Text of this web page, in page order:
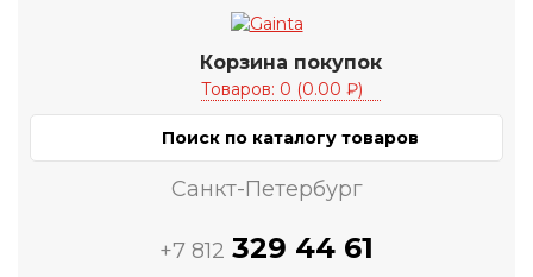
Корзина покупок
Товаров: 0 (0.00 ₽)
Санкт-Петербург
+7 812 329 44 61